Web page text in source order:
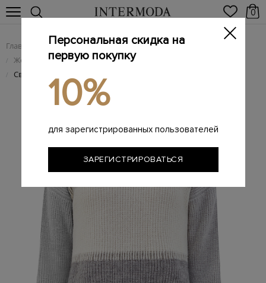
0
Главная Женщинам / Женская одежда
/ Женский трикотаж
/ Свитер colorblock из шерсти, шелка и кашемира с цепочками
Персональная скидка на
первую покупку
10%
для зарегистрированных пользователей
ЗАРЕГИСТРИРОВАТЬСЯ